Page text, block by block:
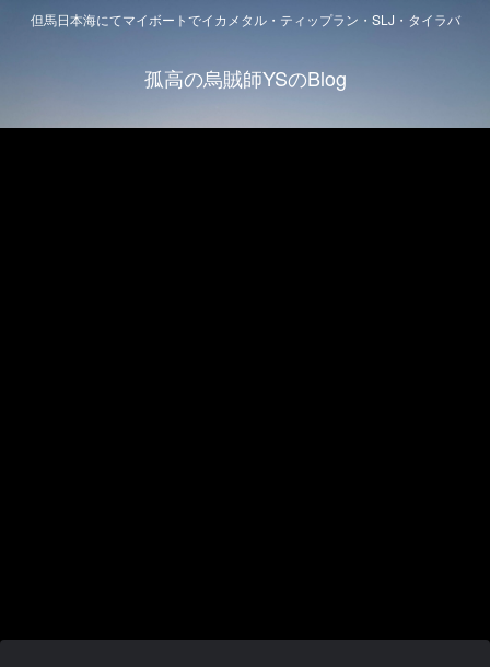
但馬日本海にてマイボートでイカメタル・ティップラン・SLJ・タイラバ
孤高の烏賊師YSのBlog